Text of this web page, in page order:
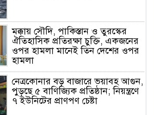
মক্কায় সৌদি, পাকিস্তান ও তুরস্কের
ঐতিহাসিক প্রতিরক্ষা চুক্তি, একজনের
ওপর হামলা মানেই তিন দেশের ওপর
হামলা
নেত্রকোনার বড় বাজারে ভয়াবহ আগুন,
পুড়ছে ৫ বাণিজ্যিক প্রতিষ্ঠান; নিয়ন্ত্রণে
৭ ইউনিটের প্রাণপণ চেষ্টা